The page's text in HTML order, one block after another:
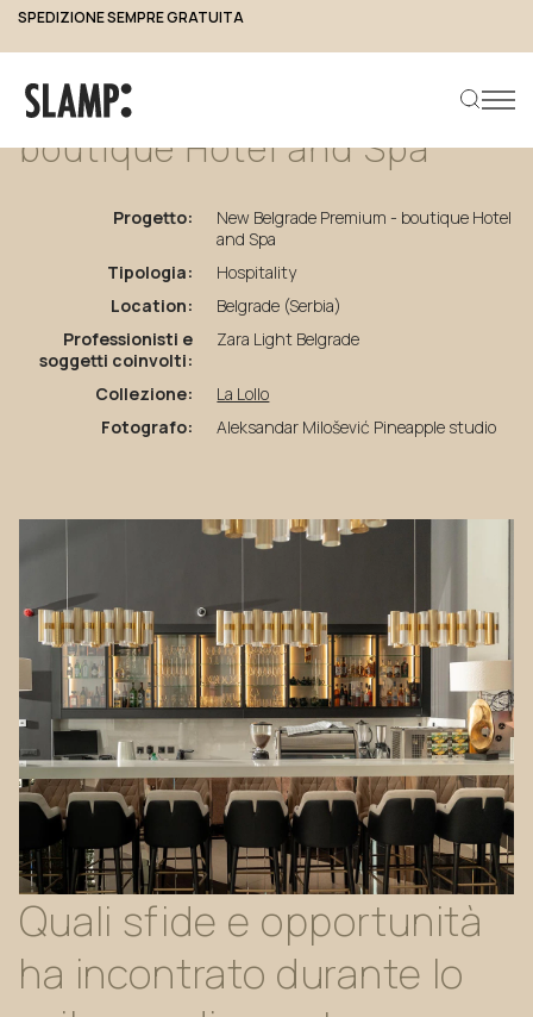
SPEDIZIONE SEMPRE GRATUITA
Cerca prodotto
NewBelgrade
boutiqueHotelandSpa
Progetto:
New Belgrade Premium - boutique Hotel
and Spa
Tipologia:
Hospitality
Location:
Belgrade (Serbia)
Professionisti e
soggetti coinvolti:
Zara Light Belgrade
Collezione:
La Lollo
Fotografo:
Aleksandar Milošević Pineapple studio
Quali sfide e opportunità
ha incontrato durante lo